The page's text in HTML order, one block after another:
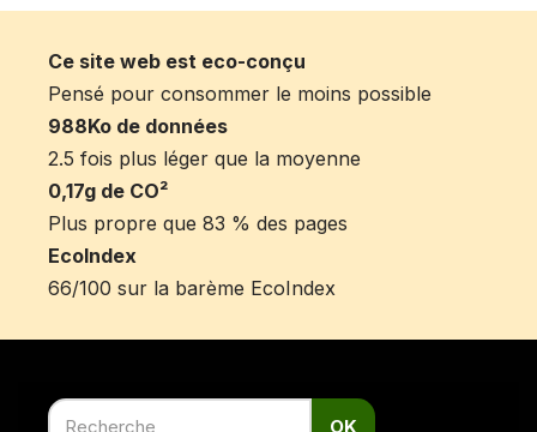
Ce site web est eco-conçu
Pensé pour consommer le moins possible
988Ko de données
2.5 fois plus léger que la moyenne
0,17g de CO²
Plus propre que 83 % des pages
EcoIndex
66/100 sur la barème EcoIndex
OK